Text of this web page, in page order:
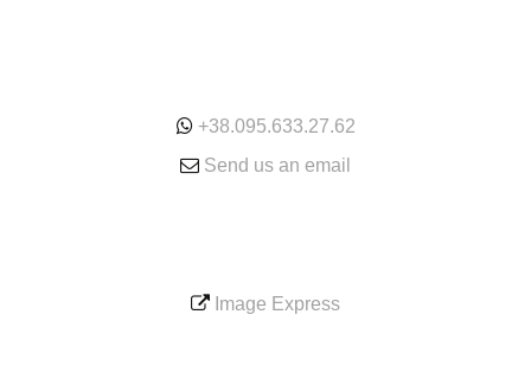
+38.095.633.27.62
Send us an email
Image Express